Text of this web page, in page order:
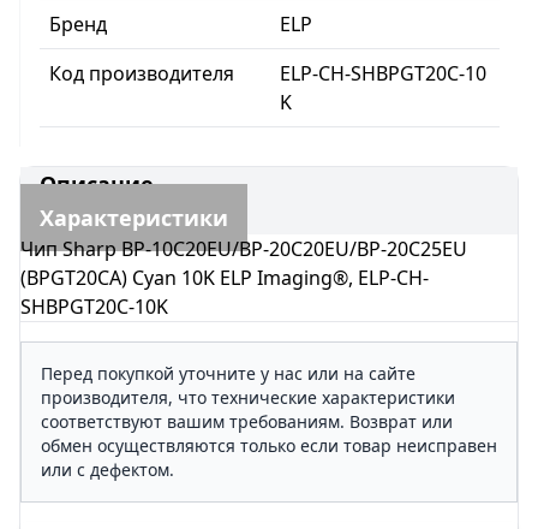
Бренд
ELP
Код производителя
ELP-CH-SHBPGT20C-10
K
Описание
Характеристики
Чип Sharp BP-10С20EU/BP-20С20EU/BP-20С25EU
(BPGT20CA) Cyan 10K ELP Imaging®, ELP-CH-
SHBPGT20C-10K
Перед покупкой уточните у нас или на сайте
производителя, что технические характеристики
соответствуют вашим требованиям. Возврат или
обмен осуществляются только если товар неисправен
или с дефектом.